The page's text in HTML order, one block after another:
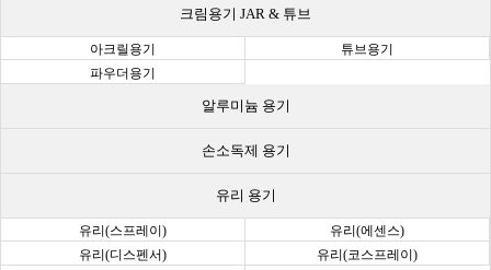
크림용기 JAR & 튜브
아크릴용기
튜브용기
파우더용기
알루미늄 용기
손소독제 용기
유리 용기
유리(스프레이)
유리(에센스)
유리(디스펜서)
유리(코스프레이)